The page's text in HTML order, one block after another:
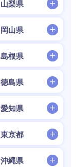
山梨県
岡山県
島根県
徳島県
愛知県
東京都
沖縄県